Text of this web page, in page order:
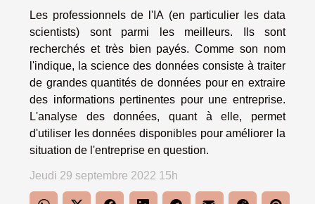
Les professionnels de l'IA (en particulier les data
scientists) sont parmi les meilleurs. Ils sont
recherchés et très bien payés. Comme son nom
l'indique, la science des données consiste à traiter
de grandes quantités de données pour en extraire
des informations pertinentes pour une entreprise.
L'analyse des données, quant à elle, permet
d'utiliser les données disponibles pour améliorer la
situation de l'entreprise en question.
Jeudi 29 septembre 2022 15h